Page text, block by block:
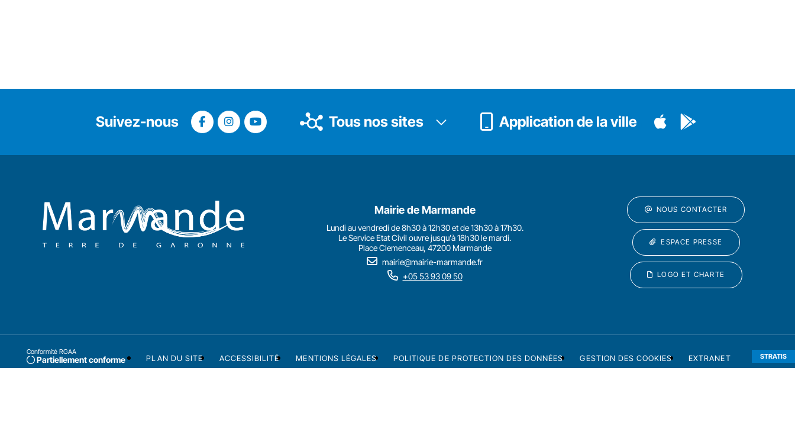
Suivez-nous Tous nos sites Application de la ville
Mairie de Marmande
Lundi au vendredi de 8h30 à 12h30 et de 13h30 à 17h30.
Le Service Etat Civil ouvre jusqu'à 18h30 le mardi.
Place Clemenceau, 47200 Marmande
mairie@mairie-marmande.fr
+05 53 93 09 50
NOUS CONTACTER
ESPACE PRESSE
LOGO ET CHARTE
Conformité RGAA
Partiellement conforme PLAN DU SITE ACCESSIBILITÉ MENTIONS LÉGALES POLITIQUE DE PROTECTION DES DONNÉES GESTION DES COOKIES EXTRANET STRATIS